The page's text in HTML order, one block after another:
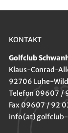
KONTAKT
Golfclub
Klaus-Conrad-
92706 Luhe-
Telefon 09607 /
Fax 09607 / 92
info (at)